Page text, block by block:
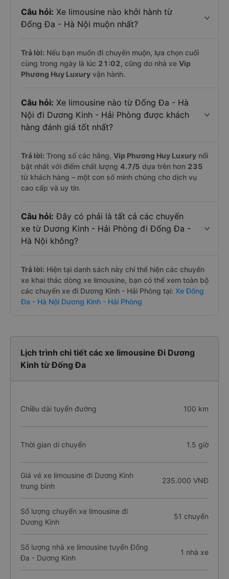
Câu hỏi: Xe limousine nào khởi hành từ
Đống Đa - Hà Nội muộn nhất?
Trả lời: Nếu bạn muốn đi chuyến muộn, lựa chọn cuối
cùng trong ngày là lúc 21:02, cũng do nhà xe Vip
Phương Huy Luxury vận hành.
Câu hỏi: Xe limousine nào từ Đống Đa - Hà
Nội đi Dương Kinh - Hải Phòng được khách
hàng đánh giá tốt nhất?
Trả lời: Trong số các hãng, Vip Phương Huy Luxury nổi
bật nhất với điểm chất lượng 4.7/5 dựa trên hơn 235
từ khách hàng – một con số minh chứng cho dịch vụ
cao cấp và uy tín.
Câu hỏi: Đây có phải là tất cả các chuyến
xe từ Dương Kinh - Hải Phòng đi Đống Đa -
Hà Nội không?
Trả lời: Hiện tại danh sách này chỉ thể hiện các chuyến
xe khai thác dòng xe limousine, bạn có thể xem toàn bộ
các chuyến xe đi Dương Kinh - Hải Phòng tại: Xe Đống
Đa - Hà Nội Dương Kinh - Hải Phòng
Lịch trình chi tiết các xe limousine Đi Dương
Kinh từ Đống Đa
Chiều dài tuyến đường 100 km
Thời gian di chuyển 1.5 giờ
Giá vé xe limousine đi Dương Kinh
trung bình
235.000 VNĐ
Số lượng chuyến xe limousine đi
Dương Kinh
51 chuyến
Số lượng nhà xe limousine tuyến Đống
Đa - Dương Kinh
1 nhà xe